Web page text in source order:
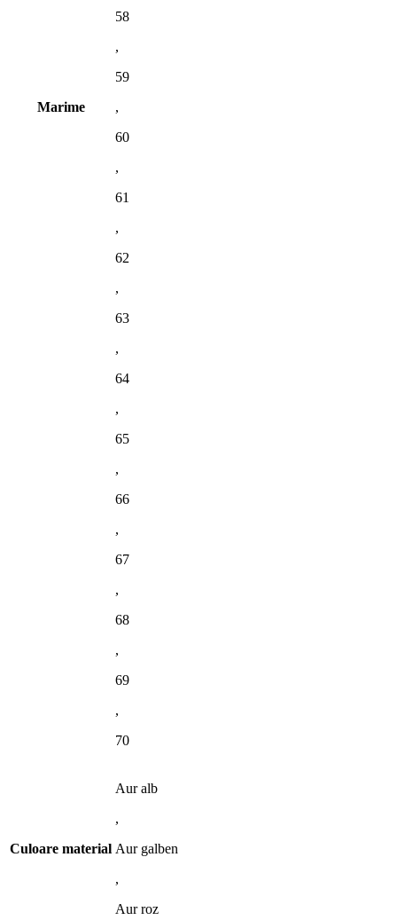
Marime
58
,
59
,
60
,
61
,
62
,
63
,
64
,
65
,
66
,
67
,
68
,
69
,
70
Culoare material
Aur alb
,
Aur galben
,
Aur roz